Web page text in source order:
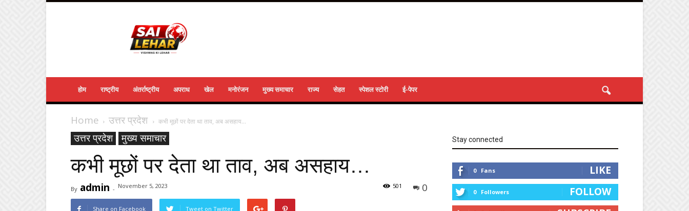
होम राष्ट्रीय अंतर्राष्ट्रीय अपराध खेल मनोरंजन मुख्य समाचार राज्य सेहत स्पेशल स्टोरी ई-पेपर
Home उत्तर प्रदेश कभी मूछों पर देता था ताव, अब असहाय…
उत्तर प्रदेश मुख्य समाचार
कभी मूछों पर देता था ताव, अब असहाय…
By admin - November 5, 2023 0
501
Share on Facebook Tweet on Twitter
Stay connected
0 Fans LIKE
0 Followers FOLLOW